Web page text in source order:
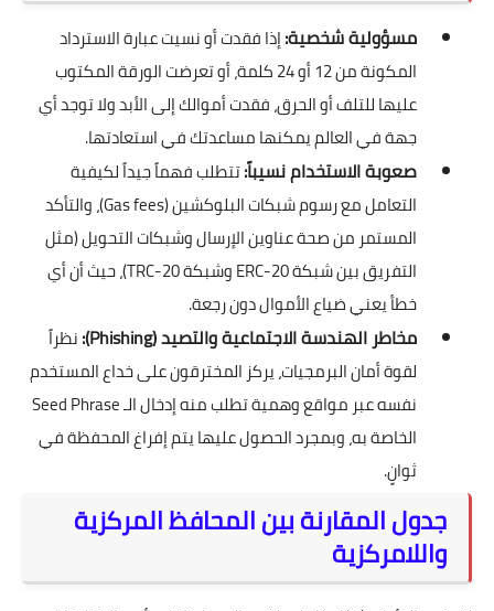
مسؤولية شخصية:إذا فقدت أو نسيت عبارة الاسترداد
المكونة من 12 أو 24 كلمة، أو تعرضت الورقة المكتوب
عليها للتلف أو الحرق، فقدت أموالك إلى الأبد ولا توجد أي
جهة في العالم يمكنها مساعدتك في استعادتها.
صعوبة الاستخدام نسيباً:تتطلب فهماً جيداً لكيفية
التعامل مع رسوم شبكات البلوكشين (Gas fees)، والتأكد
المستمر من صحة عناوين الإرسال وشبكات التحويل (مثل
التفريق بين شبكة ERC-20 وشبكة TRC-20)، حيث أن أي
خطأ يعني ضياع الأموال دون رجعة.
مخاطر الهندسة الاجتماعية والتصيد (Phishing):
نظراً
لقوة أمان البرمجيات، يركز المخترقون على خداع المستخدم
نفسه عبر مواقع وهمية تطلب منه إدخال الـ Seed Phrase
الخاصة به، وبمجرد الحصول عليها يتم إفراغ المحفظة في
ثوانٍ.
جدول المقارنة بين المحافظ المركزية
واللامركزية